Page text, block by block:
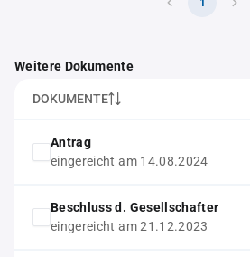
1
Weitere Dokumente
DOKUMENTE
Antrag
eingereicht am 14.08.2024
Beschluss d. Gesellschafter
eingereicht am 21.12.2023